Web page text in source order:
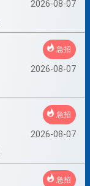
2026-08-07
急招
2026-08-07
急招
2026-08-07
急招